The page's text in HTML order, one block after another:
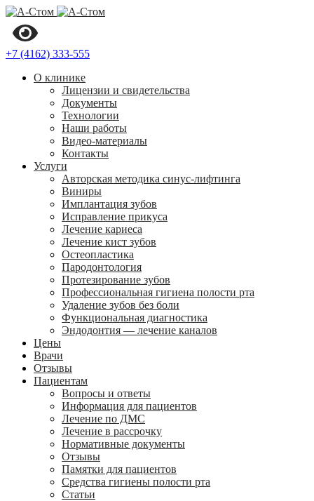
+7 (4162) 333-555
О клинике
Лицензии и свидетельства
Документы
Технологии
Наши работы
Видео-материалы
Контакты
Услуги
Авторская методика синус-лифтинга
Виниры
Имплантация зубов
Исправление прикуса
Лечение кариеса
Лечение кист зубов
Остеопластика
Пародонтология
Протезирование зубов
Профессиональная гигиена полости рта
Удаление зубов без боли
Функциональная диагностика
Эндодонтия — лечение каналов
Цены
Врачи
Отзывы
Пациентам
Вопросы и ответы
Информация для пациентов
Лечение по ДМС
Лечение в рассрочку
Нормативные документы
Отзывы
Памятки для пациентов
Средства гигиены полости рта
Статьи